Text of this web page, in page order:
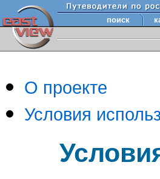
поиск
О проекте
Условия